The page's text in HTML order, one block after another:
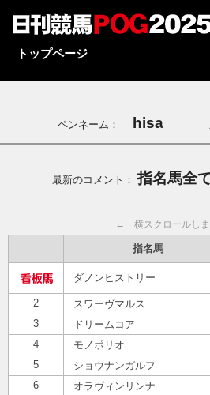
トップページ
ペンネーム： hisa
最新のコメント： 指名馬全
← 横スクロールし
指名馬
ダノンヒストリー
2 スワーヴマルス
3
ドリームコア
4
モノポリオ
5
ショウナンガルフ
6
オラヴィンリンナ